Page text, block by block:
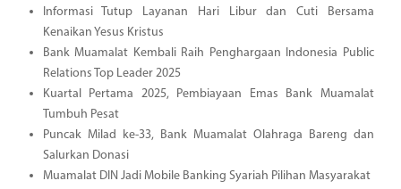
Informasi Tutup Layanan Hari Libur dan Cuti Bersama
Kenaikan Yesus Kristus
Bank Muamalat Kembali Raih Penghargaan Indonesia Public
Relations Top Leader 2025
Kuartal Pertama 2025, Pembiayaan Emas Bank Muamalat
Tumbuh Pesat
Puncak Milad ke-33, Bank Muamalat Olahraga Bareng dan
Salurkan Donasi
Muamalat DIN Jadi Mobile Banking Syariah Pilihan Masyarakat